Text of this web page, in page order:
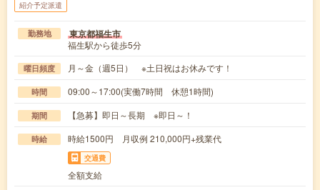
紹介予定派遣
勤務地 東京都福生市
福生駅から徒歩5分
曜日頻度 月～金（週5日） ※土日祝はお休みです！
時間 09:00～17:00(実働7時間 休憩1時間)
期間 【急募】即日～長期 ※即日～！
時給 時給1500円 月収例 210,000円+残業代
交通費
全額支給